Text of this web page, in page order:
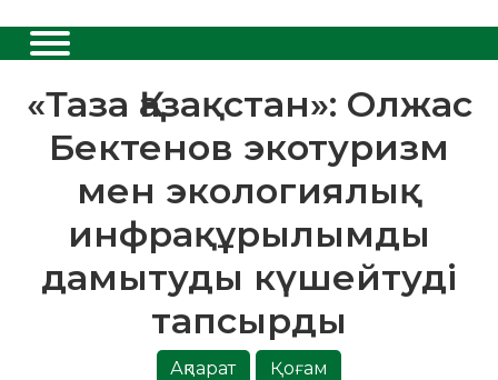
«Таза Қазақстан»: Олжас
Бектенов экотуризм
мен экологиялық
инфрақұрылымды
дамытуды күшейтуді
тапсырды
Ақпарат
Қоғам